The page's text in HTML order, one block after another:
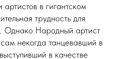
в гигантском
трудность для
Однако Народный артист
некогда танцевавший в
в качестве